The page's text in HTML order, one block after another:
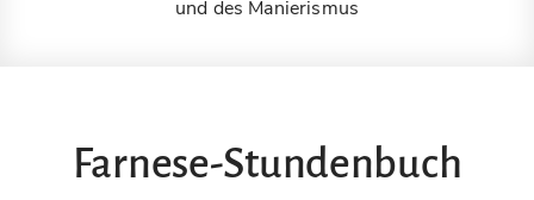
und des Manierismus
Farnese-Stundenbuch